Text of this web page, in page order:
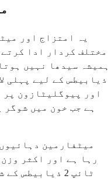
یہ امتزاج اور
مختلف کردار ادا
ذیابیطس کے لیے پہلی
اور پیوگلیٹازون پر
ہے جب خون میں
میٹفارمین
رہا ہے اور اکثر
ٹائپ 2